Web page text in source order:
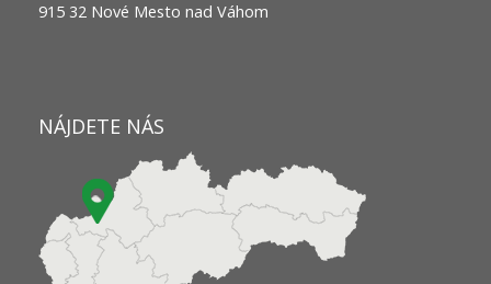
915 32 Nové Mesto nad Váhom
NÁJDETE NÁS